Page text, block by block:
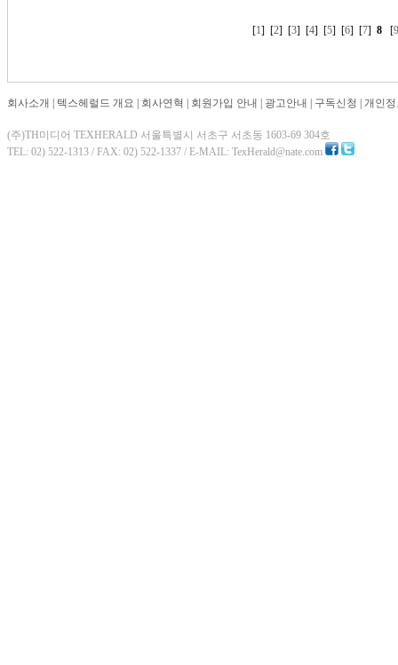
[1] [2] [3] [4] [5] [6] [7]8 [
회사소개 텍스헤럴드 개요 회사연혁 회원가입 안내 광고안내 구독신청 개인
(주)TH미디어 TEXHERALD 서울특별시 서초구 서초동 1603-69 304호
TEL: 02) 522-1313 / FAX: 02) 522-1337 / E-MAIL: TexHerald@nate.com